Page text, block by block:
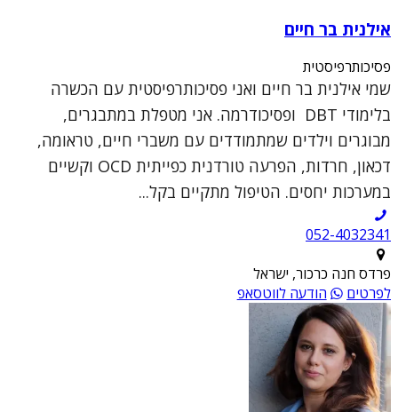
אילנית בר חיים
פסיכותרפיסטית
שמי אילנית בר חיים ואני פסיכותרפיסטית עם הכשרה
בלימודי DBT ופסיכודרמה. אני מטפלת במתבגרים,
מבוגרים וילדים שמתמודדים עם משברי חיים, טראומה,
דכאון, חרדות, הפרעה טורדנית כפייתית OCD וקשיים
במערכות יחסים. הטיפול מתקיים בקל...
052-4032341
פרדס חנה כרכור, ישראל
לפרטים
הודעה לווטסאפ